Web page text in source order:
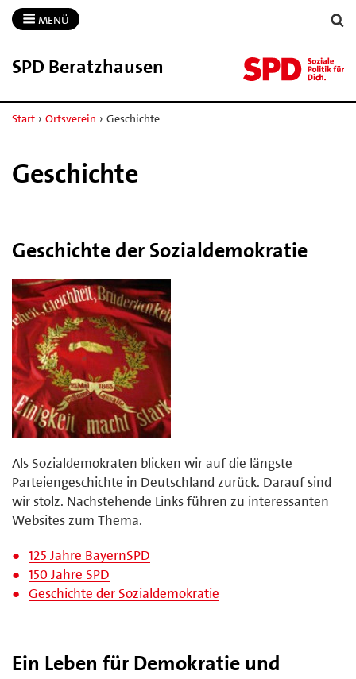
MENÜ
SPD Beratzhausen
Start › Ortsverein › Geschichte
Geschichte
Geschichte der Sozialdemokratie
Als Sozialdemokraten blicken wir auf die längste
Parteiengeschichte in Deutschland zurück. Darauf sind
wir stolz. Nachstehende Links führen zu interessanten
Websites zum Thema.
125 Jahre BayernSPD
150 Jahre SPD
Geschichte der Sozialdemokratie
Ein Leben für Demokratie und